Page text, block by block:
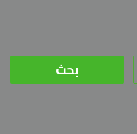
البحث
عن: